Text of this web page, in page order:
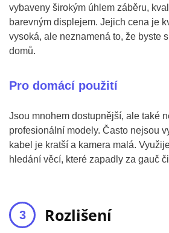
vybaveny širokým úhlem záběru,
barevným displejem. Jejich cena je
vysoká, ale neznamená to, že byste
domů.
Pro domácí použití
Jsou mnohem dostupnější, ale také
profesionální modely. Často nejsou
kabel je kratší a kamera malá.
hledání věcí, které zapadly za gauč
Rozlišení